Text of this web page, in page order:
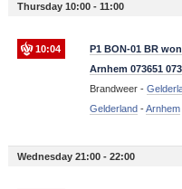
Thursday 10:00 - 11:00
10:04
P1 BON-01 BR
Arnhem 073651
Brandweer -
Gelderland-Arnhem
Wednesday 21:00 - 22:00